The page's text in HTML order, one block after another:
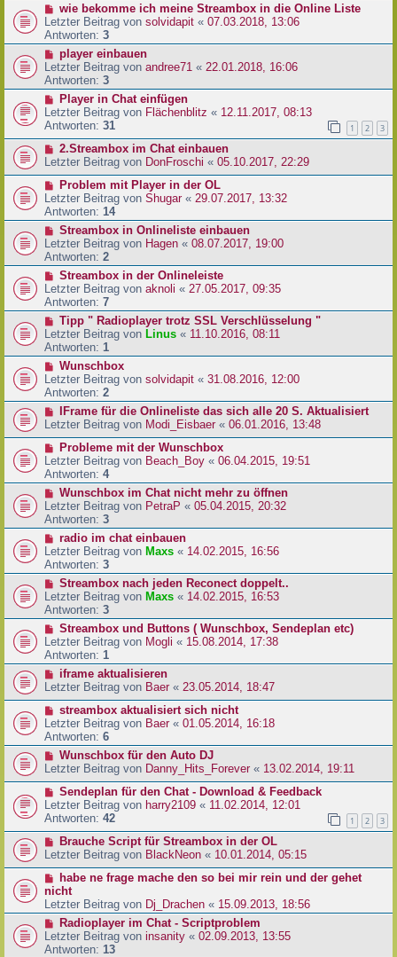
wie bekomme ich meine Streambox in die Online Liste
Letzter Beitrag von solvidapit « 07.03.2018, 13:06
Antworten: 3
player einbauen
Letzter Beitrag von andree71 « 22.01.2018, 16:06
Antworten: 3
Player in Chat einfügen
Letzter Beitrag von Flächenblitz « 12.11.2017, 08:13
Antworten: 31 1 2 3
2.Streambox im Chat einbauen
Letzter Beitrag von DonFroschi « 05.10.2017, 22:29
Problem mit Player in der OL
Letzter Beitrag von Shugar« 29.07.2017, 13:32
Antworten: 14
Streambox in Onlineliste einbauen
Letzter Beitrag von Hagen « 08.07.2017, 19:00
Antworten: 2
Streambox in der Onlineleiste
Letzter Beitrag von aknoli « 27.05.2017, 09:35
Antworten: 7
Tipp " Radioplayer trotz SSL Verschlüsselung "
Letzter Beitrag von Linus « 11.10.2016, 08:11
Antworten: 1
Wunschbox
Letzter Beitrag von solvidapit « 31.08.2016, 12:00
Antworten: 2
IFrame für die Onlineliste das sich alle 20 S. Aktualisiert
Letzter Beitrag von Modi_Eisbaer « 06.01.2016, 13:48
Probleme mit der Wunschbox
Letzter Beitrag von Beach_Boy « 06.04.2015, 19:51
Antworten: 4
Wunschbox im Chat nicht mehr zu öffnen
Letzter Beitrag von PetraP « 05.04.2015, 20:32
Antworten: 3
radio im chat einbauen
Letzter Beitrag von Maxs « 14.02.2015, 16:56
Antworten: 3
Streambox nach jeden Reconect doppelt..
Letzter Beitrag von Maxs « 14.02.2015, 16:53
Antworten: 3
Streambox und Buttons ( Wunschbox, Sendeplan etc)
Letzter Beitrag von Mogli « 15.08.2014, 17:38
Antworten: 1
iframe aktualisieren
Letzter Beitrag von Baer « 23.05.2014, 18:47
streambox aktualisiert sich nicht
Letzter Beitrag von Baer« 01.05.2014, 16:18
Antworten: 6
Wunschbox für den Auto DJ
Letzter Beitrag von Danny_Hits_Forever « 13.02.2014, 19:11
Sendeplan für den Chat - Download & Feedback
Letzter Beitrag von harry2109 « 11.02.2014, 12:01
Antworten: 42 1 2 3
Brauche Script für Streambox in der OL
Letzter Beitrag von BlackNeon « 10.01.2014, 05:15
habe ne frage mache den so bei mir rein und der gehet
nicht
Letzter Beitrag von Dj_Drachen « 15.09.2013, 18:56
Radioplayer im Chat - Scriptproblem
Letzter Beitrag von insanity « 02.09.2013, 13:55
Antworten: 13